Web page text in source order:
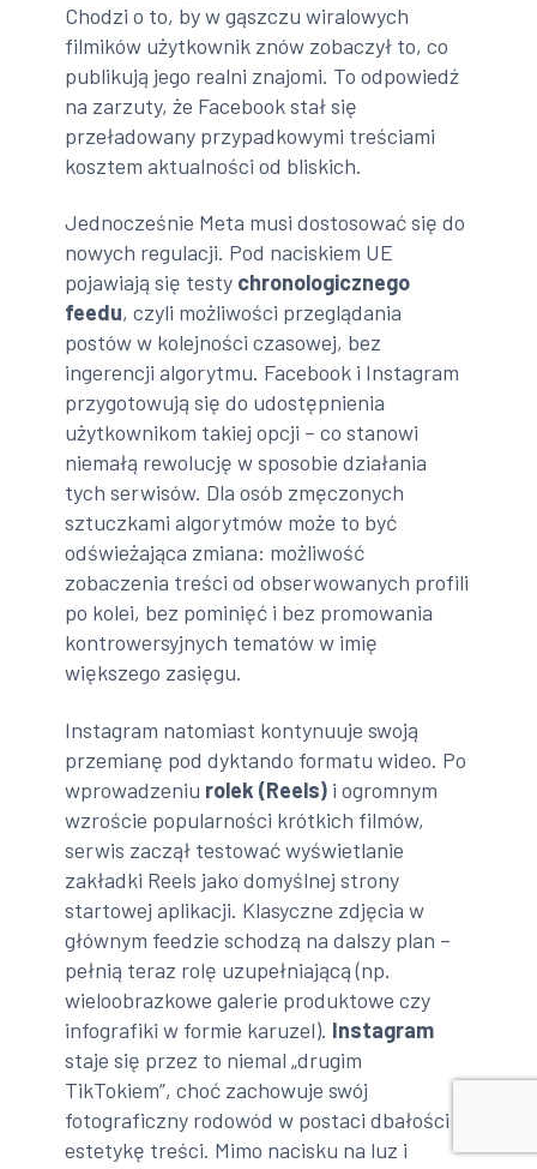
Chodzi o to, by w gąszczu wiralowych
filmików użytkownik znów zobaczył to, co
publikują jego realni znajomi. To odpowiedź
na zarzuty, że Facebook stał się
przeładowany przypadkowymi treściami
kosztem aktualności od bliskich.
Jednocześnie Meta musi dostosować się do
nowych regulacji. Pod naciskiem UE
pojawiają się testy chronologicznego
feedu, czyli możliwości przeglądania
postów w kolejności czasowej, bez
ingerencji algorytmu. Facebook i Instagram
przygotowują się do udostępnienia
użytkownikom takiej opcji – co stanowi
niemałą rewolucję w sposobie działania
tych serwisów. Dla osób zmęczonych
sztuczkami algorytmów może to być
odświeżająca zmiana: możliwość
zobaczenia treści od obserwowanych profili
po kolei, bez pominięć i bez promowania
kontrowersyjnych tematów w imię
większego zasięgu.
Instagram natomiast kontynuuje swoją
przemianę pod dyktando formatu wideo. Po
wprowadzeniu rolek (Reels) i ogromnym
wzroście popularności krótkich filmów,
serwis zaczął testować wyświetlanie
zakładki Reels jako domyślnej strony
startowej aplikacji. Klasyczne zdjęcia w
głównym feedzie schodzą na dalszy plan –
pełnią teraz rolę uzupełniającą (np.
wieloobrazkowe galerie produktowe czy
infografiki w formie karuzel). Instagram
staje się przez to niemal „drugim
TikTokiem”, choć zachowuje swój
fotograficzny rodowód w postaci dbałości o
estetykę treści. Mimo nacisku na luz i